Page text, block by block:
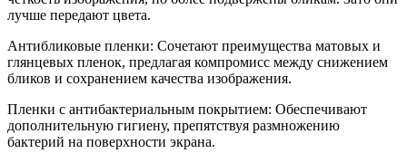
лучше передают цвета.
Антибликовые пленки: Сочетают преимущества матовых и
глянцевых пленок, предлагая компромисс между снижением
бликов и сохранением качества изображения.
Пленки с антибактериальным покрытием: Обеспечивают
дополнительную гигиену, препятствуя размножению
бактерий на поверхности экрана.